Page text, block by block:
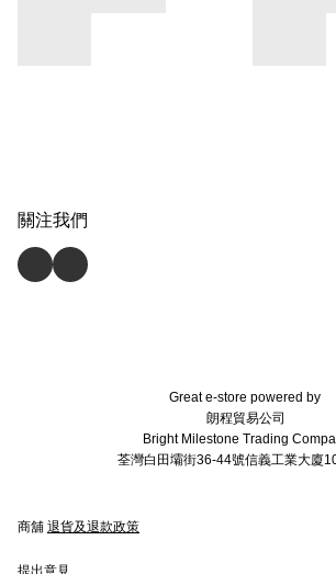
關注我們
Great e-store powered by
朗程貿易公司
Bright Milestone Trading
荃灣白田壩街36-44號信義工業大廈
商舖 退貨及退款政策